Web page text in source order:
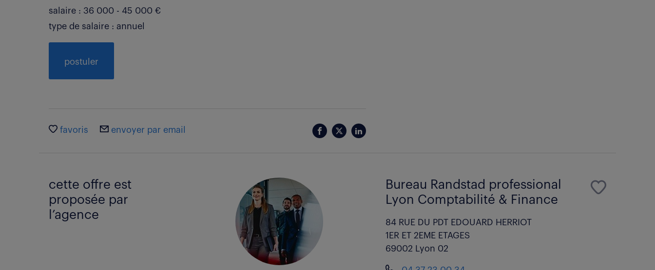
salaire : 36 000 - 45 000 €
type de salaire : annuel
postuler
favoris envoyer par email
cette offre est
proposée par
l’agence
Bureau Randstad professional
Lyon Comptabilité & Finance
84 RUE DU PDT EDOUARD HERRIOT
1ER ET 2EME ETAGES
69002 Lyon 02